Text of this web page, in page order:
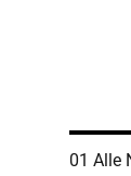
01 Alle